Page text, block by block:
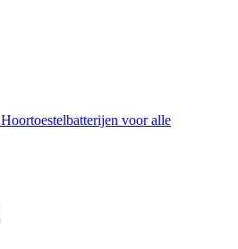
Hoortoestelbatterijen voor alle